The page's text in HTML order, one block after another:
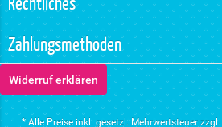
Zahlungsmethoden
Widerruf erklären
* Alle Preise inkl. gesetzl. Mehrwertsteuer zzgl.